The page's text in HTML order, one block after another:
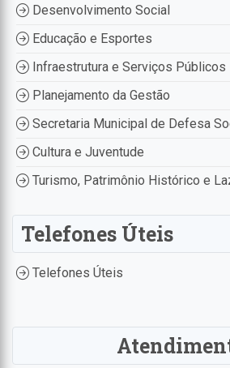
Desenvolvimento Social
Educação e Esportes
Infraestrutura e Serviços Públicos
Planejamento da Gestão
Secretaria Municipal de Defesa
Cultura e Juventude
Turismo, Patrimônio Histórico e
Telefones Úteis
Telefones Úteis